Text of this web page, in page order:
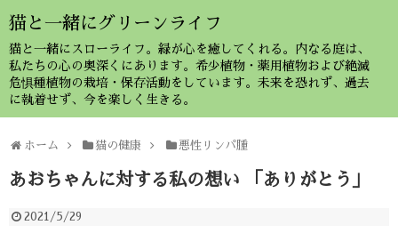
猫と一緒にグリーンライフ
猫と一緒にスローライフ。緑が心を癒してくれる。内なる庭は、
私たちの心の奥深くにあります。希少植物・薬用植物および絶滅
危惧種植物の栽培・保存活動をしています。未来を恐れず、過去
に執着せず、今を楽しく生きる。
ホーム 猫の健康 悪性リンパ腫
あおちゃんに対する私の想い 「ありがとう」
2021/5/29